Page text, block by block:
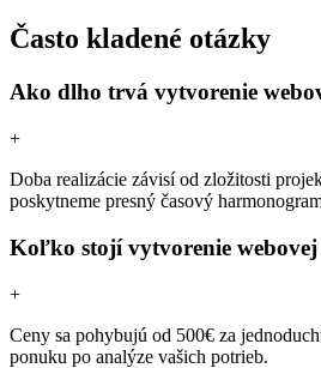
Často kladené otázky
Ako dlho trvá vytvorenie
+
Doba realizácie závisí od zložitosti
poskytneme presný časový
Koľko stojí vytvorenie
+
Ceny sa pohybujú od 500€ za
ponuku po analýze vašich potrieb.